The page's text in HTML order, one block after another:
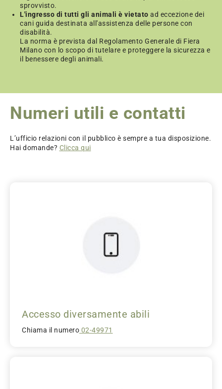
Anteprima d’Estate, con successivo affidamento al
corriere per l’invio all’indirizzo indicato. Eventuali
supplementi o casistiche particolari saranno
comunicati dal personale del desk prima della
conferma del servizio.
Anteprima d’Estate, con successivo affidamento al
corriere per l’invio all’indirizzo indicato. Eventuali
supplementi o casistiche particolari saranno
comunicati dal personale del desk prima della
conferma del servizio.
sprovvisto.
L'ingresso di tutti gli animali è vietato ad eccezione dei
cani guida destinata all'assistenza delle persone con
disabilità.
La norma è prevista dal Regolamento Generale di Fiera
Milano con lo scopo di tutelare e proteggere la sicurezza e
il benessere degli animali.
Numeri utili e contatti
L’ufficio relazioni con il pubblico è sempre a tua disposizione.
Hai domande? Clicca qui
Accesso diversamente abili
Chiama il numero 02-49971